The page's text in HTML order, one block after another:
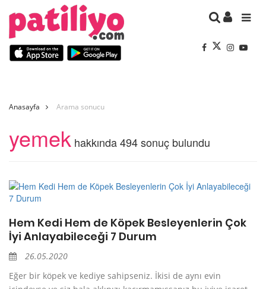
Anasayfa Arama sonucu
yemek hakkında 494 sonuç bulundu
Hem Kedi Hem de Köpek Besleyenlerin Çok
İyi Anlayabileceği 7 Durum
26.05.2020
Eğer bir köpek ve kediye sahipseniz. İkisi de aynı evin